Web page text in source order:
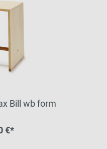
Bill wb form
€*